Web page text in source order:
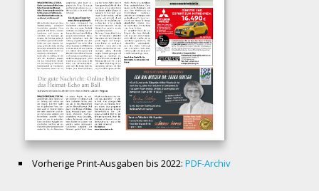
Vorherige Print-Ausgaben bis 2022: PDF-Archiv